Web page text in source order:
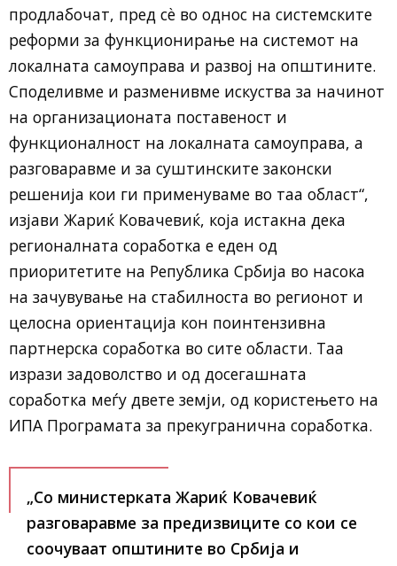
продлабочат, пред сѐ во однос на системските
реформи за функционирање на системот на
локалната самоуправа и развој на општините.
Споделивме и разменивме искуства за начинот
на организационата поставеност и
функционалност на локалната самоуправа, а
разговаравме и за суштинските законски
решенија кои ги применуваме во таа област“,
изјави Жариќ Ковачевиќ, која истакна дека
регионалната соработка е еден од
приоритетите на Република Србија во насока
на зачувување на стабилноста во регионот и
целосна ориентација кон поинтензивна
партнерска соработка во сите области. Таа
изрази задоволство и од досегашната
соработка меѓу двете земји, од користењето на
ИПА Програмата за прекугранична соработка.
„Со министерката Жариќ Ковачевиќ
разговаравме за предизвиците со кои се
соочуваат општините во Србија и